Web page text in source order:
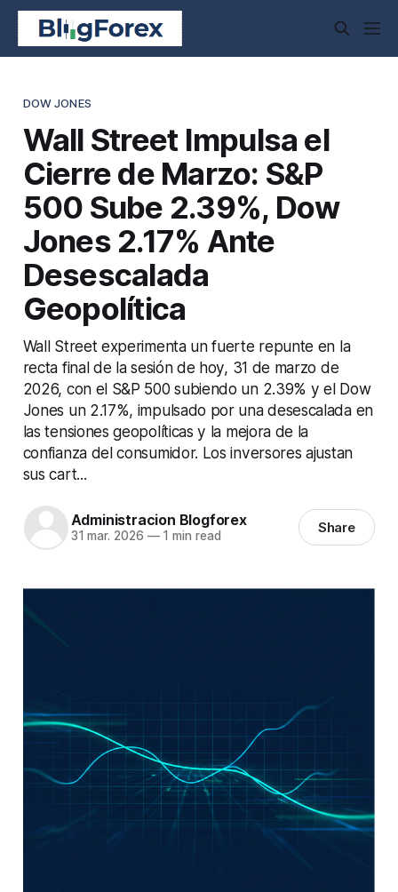
DOW JONES
Wall Street Impulsa el
Cierre de Marzo: S&P
500 Sube 2.39%, Dow
Jones 2.17% Ante
Desescalada
Geopolítica
Wall Street experimenta un fuerte repunte en la
recta final de la sesión de hoy, 31 de marzo de
2026, con el S&P 500 subiendo un 2.39% y el Dow
Jones un 2.17%, impulsado por una desescalada en
las tensiones geopolíticas y la mejora de la
confianza del consumidor. Los inversores ajustan
sus cart...
Administracion Blogforex
31 mar. 2026 —1 min read Share